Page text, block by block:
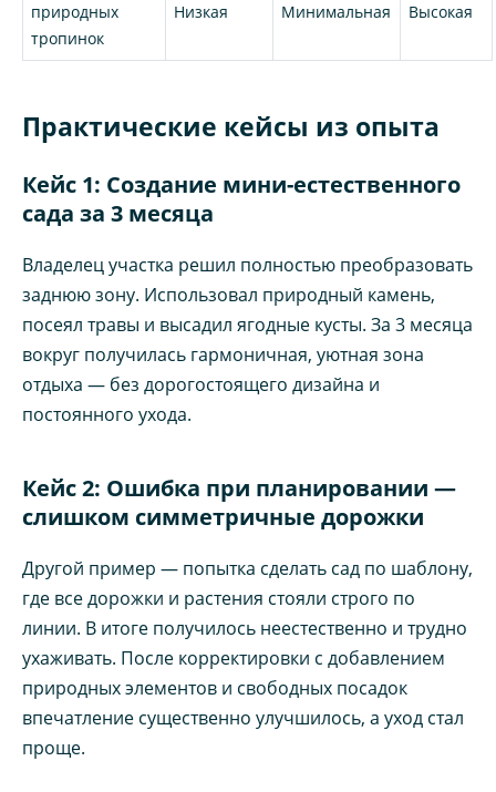
природных
тропинок
Низкая Минимальная Высокая
Практические кейсы из опыта
Кейс 1: Создание мини-естественного
сада за 3 месяца
Владелец участка решил полностью преобразовать
заднюю зону. Использовал природный камень,
посеял травы и высадил ягодные кусты. За 3 месяца
вокруг получилась гармоничная, уютная зона
отдыха — без дорогостоящего дизайна и
постоянного ухода.
Кейс 2: Ошибка при планировании —
слишком симметричные дорожки
Другой пример — попытка сделать сад по шаблону,
где все дорожки и растения стояли строго по
линии. В итоге получилось неестественно и трудно
ухаживать. После корректировки с добавлением
природных элементов и свободных посадок
впечатление существенно улучшилось, а уход стал
проще.